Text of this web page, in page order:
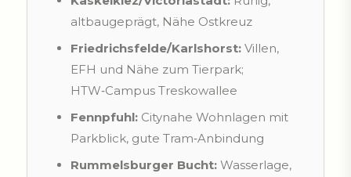
altbaugeprägt, Nähe Ostkreuz
Friedrichsfelde/Karlshorst: Villen,
EFH und Nähe zum Tierpark;
HTW‑Campus Treskowallee
Fennpfuhl: Citynahe Wohnlagen mit
Parkblick, gute Tram‑Anbindung
Rummelsburger Bucht: Wasserlage,